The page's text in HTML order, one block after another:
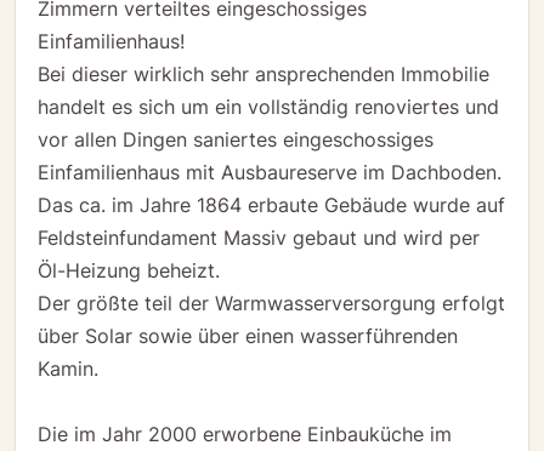
Zimmern verteiltes eingeschossiges
Einfamilienhaus!
Bei dieser wirklich sehr ansprechenden Immobilie
handelt es sich um ein vollständig renoviertes und
vor allen Dingen saniertes eingeschossiges
Einfamilienhaus mit Ausbaureserve im Dachboden.
Das ca. im Jahre 1864 erbaute Gebäude wurde auf
Feldsteinfundament Massiv gebaut und wird per
Öl-Heizung beheizt.
Der größte teil der Warmwasserversorgung erfolgt
über Solar sowie über einen wasserführenden
Kamin.
Die im Jahr 2000 erworbene Einbauküche im